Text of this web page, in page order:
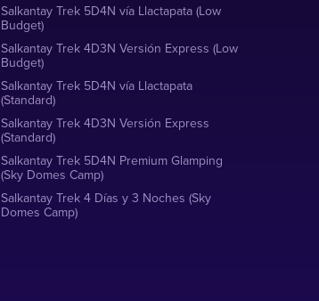
Salkantay Trek 5D4N vía Llactapata (Low
Budget)
Salkantay Trek 4D3N Versión Express (Low
Budget)
Salkantay Trek 5D4N vía Llactapata
(Standard)
Salkantay Trek 4D3N Versión Express
(Standard)
Salkantay Trek 5D4N Premium Glamping
(Sky Domes Camp)
Salkantay Trek 4 Días y 3 Noches (Sky
Domes Camp)